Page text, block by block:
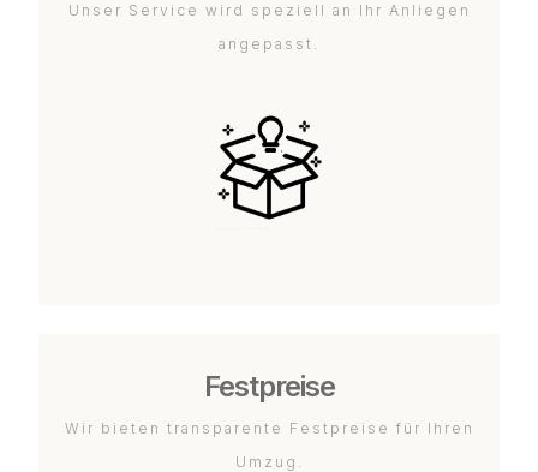
Unser Service wird speziell an Ihr Anliegen
angepasst.
Festpreise
Wir bieten transparente Festpreise für Ihren
Umzug.